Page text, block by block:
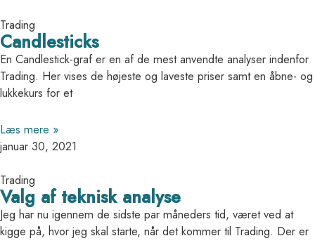
Trading
Candlesticks
En Candlestick-graf er en af de mest anvendte analyser indenfor
Trading. Her vises de højeste og laveste priser samt en åbne- og
lukkekurs for et
Læs mere »
januar 30, 2021
Trading
Valg af teknisk analyse
Jeg har nu igennem de sidste par måneders tid, været ved at
kigge på, hvor jeg skal starte, når det kommer til Trading. Der er